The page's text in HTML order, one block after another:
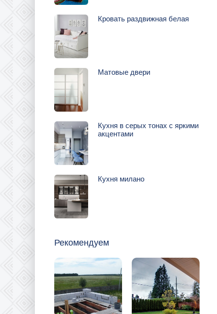
Кровать раздвижная белая
Матовые двери
Кухня в серых тонах с яркими
акцентами
Кухня милано
Рекомендуем